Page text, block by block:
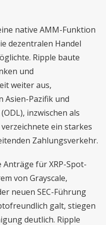
native AMM-Funktion
dezentralen Handel
Ripple baute
und
weiter aus,
Asien-Pazifik und
inzwischen als
ein starkes
Zahlungsverkehr.
für XRP-Spot-
von Grayscale,
neuen SEC-Führung
galt, stiegen
deutlich. Ripple